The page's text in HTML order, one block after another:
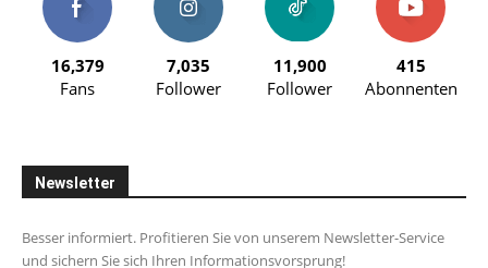
16,379
Fans
7,035
Follower
11,900
Follower
415
Abonnenten
Newsletter
Besser informiert. Profitieren Sie von unserem Newsletter-Service
und sichern Sie sich Ihren Informationsvorsprung!